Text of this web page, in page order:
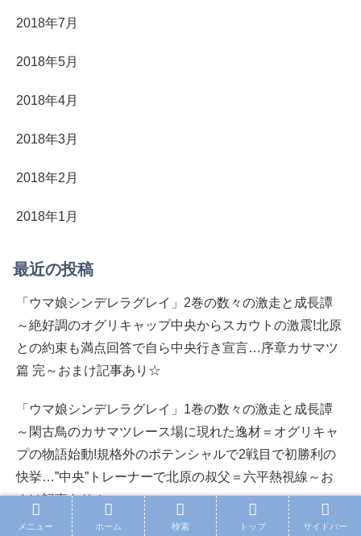
2018年7月
2018年5月
2018年4月
2018年3月
2018年2月
2018年1月
最近の投稿
「ウマ娘シンデレラグレイ」2巻の数々の激走と成長譚
～絶好調のオグリキャップ中央からスカウトの激震!北原
との約束も満点回答で自ら中央行き宣言…序章カサマツ
篇 完～おまけ記事あり☆
「ウマ娘シンデレラグレイ」1巻の数々の激走と成長譚
～閑古鳥のカサマツレース場に現れた逸材＝オグリキャ
プの物語始動!規格外のポテンシャルで2戦目で初勝利の
快挙…”中央”トレーナーで北原の叔父＝六平熱視線～お
まけ記事あり☆
メニュー ホーム 検索 トップ サイドバー